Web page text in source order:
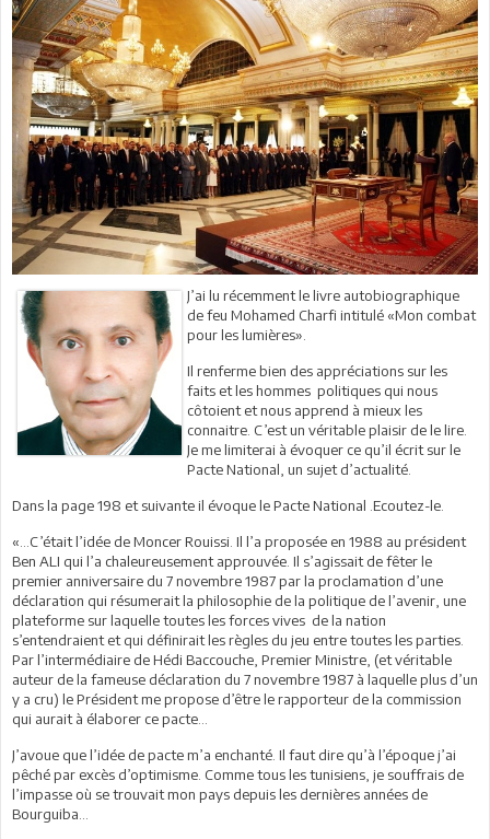
J’ai lu récemment le livre autobiographique
de feu Mohamed Charfi intitulé «Mon combat
pour les lumières».
Il renferme bien des appréciations sur les
faits et les hommes politiques qui nous
côtoient et nous apprend à mieux les
connaitre. C’est un véritable plaisir de le lire.
Je me limiterai à évoquer ce qu’il écrit sur le
Pacte National, un sujet d’actualité.
Dans la page 198 et suivante il évoque le Pacte National .Ecoutez-le.
«…C’était l’idée de Moncer Rouissi. Il l’a proposée en 1988 au président
Ben ALI qui l’a chaleureusement approuvée. Il s’agissait de fêter le
premier anniversaire du 7 novembre 1987 par la proclamation d’une
déclaration qui résumerait la philosophie de la politique de l’avenir, une
plateforme sur laquelle toutes les forces vives de la nation
s’entendraient et qui définirait les règles du jeu entre toutes les parties.
Par l’intermédiaire de Hédi Baccouche, Premier Ministre, (et véritable
auteur de la fameuse déclaration du 7 novembre 1987 à laquelle plus d’un
y a cru) le Président me propose d’être le rapporteur de la commission
qui aurait à élaborer ce pacte…
J’avoue que l’idée de pacte m’a enchanté. Il faut dire qu’à l’époque j’ai
pêché par excès d’optimisme. Comme tous les tunisiens, je souffrais de
l’impasse où se trouvait mon pays depuis les dernières années de
Bourguiba…